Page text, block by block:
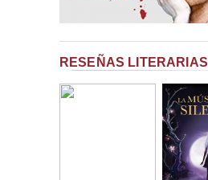
RESEÑAS LITERARIAS